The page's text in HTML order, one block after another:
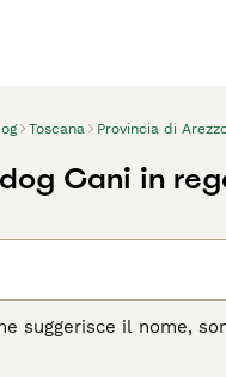
Toscana Provincia di
Cani in
suggerisce il nome,